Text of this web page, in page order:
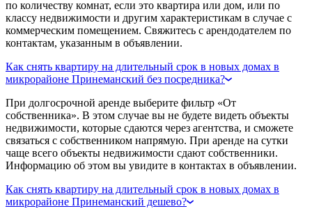
по количеству комнат, если это квартира или дом, или по
классу недвижимости и другим характеристикам в случае с
коммерческим помещением. Свяжитесь с арендодателем по
контактам, указанным в объявлении.
Как снять квартиру на длительный срок в новых домах в
микрорайоне Принеманский без посредника?
При долгосрочной аренде выберите фильтр «От
собственника». В этом случае вы не будете видеть объекты
недвижимости, которые сдаются через агентства, и сможете
связаться с собственником напрямую. При аренде на сутки
чаще всего объекты недвижимости сдают собственники.
Информацию об этом вы увидите в контактах в объявлении.
Как снять квартиру на длительный срок в новых домах в
микрорайоне Принеманский дешево?